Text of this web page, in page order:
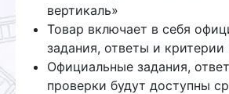
вертикаль»
Товар включает в себя
задания, ответы и критерии
Официальные задания,
проверки будут доступны